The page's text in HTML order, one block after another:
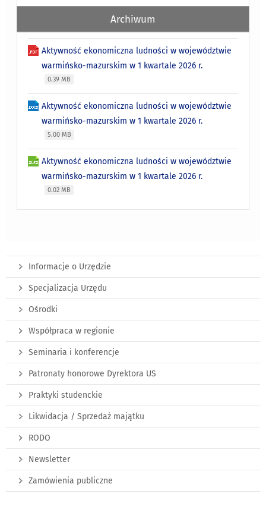
Archiwum
Aktywność ekonomiczna ludności w województwie
warmińsko-mazurskim w 1 kwartale 2026 r.
0.39 MB
Aktywność ekonomiczna ludności w województwie
warmińsko-mazurskim w 1 kwartale 2026 r.
5.00 MB
Aktywność ekonomiczna ludności w województwie
warmińsko-mazurskim w 1 kwartale 2026 r.
0.02 MB
Informacje o Urzędzie
Specjalizacja Urzędu
Ośrodki
Współpraca w regionie
Seminaria i konferencje
Patronaty honorowe Dyrektora US
Praktyki studenckie
Likwidacja / Sprzedaż majątku
RODO
Newsletter
Zamówienia publiczne